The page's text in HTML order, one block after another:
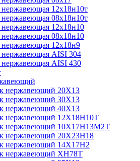
нержавеющая 12х18н10т
нержавеющая 08х18н10т
нержавеющая 12х18н10
нержавеющая 08х18н10
нержавеющая 12х18н9
нержавеющая AISI 304
нержавеющая AISI 430
нержавеющий 20Х13
нержавеющий 30Х13
нержавеющий 40Х13
нержавеющий 12Х18Н10Т
нержавеющий 10Х17Н13М2T
нержавеющий 20Х23Н18
нержавеющий 14Х17Н2
нержавеющий ХН78Т